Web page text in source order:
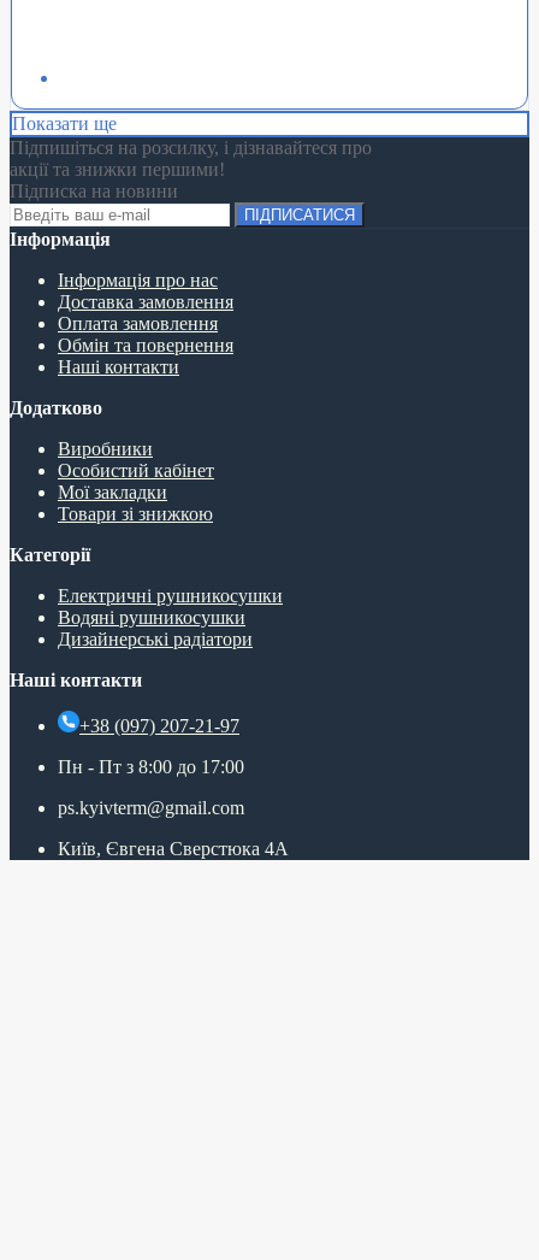
Показати ще
Підпишіться на розсилку, і дізнавайтеся про
акції та знижки першими!
Підписка на новини
ПІДПИСАТИСЯ
Інформація
Інформація про нас
Доставка замовлення
Оплата замовлення
Обмін та повернення
Наші контакти
Додатково
Виробники
Особистий кабінет
Мої закладки
Товари зі знижкою
Категорії
Електричні рушникосушки
Водяні рушникосушки
Дизайнерські радіатори
Наші контакти
+38 (097) 207-21-97
Пн - Пт з 8:00 до 17:00
ps.kyivterm@gmail.com
Київ, Євгена Сверстюка 4А